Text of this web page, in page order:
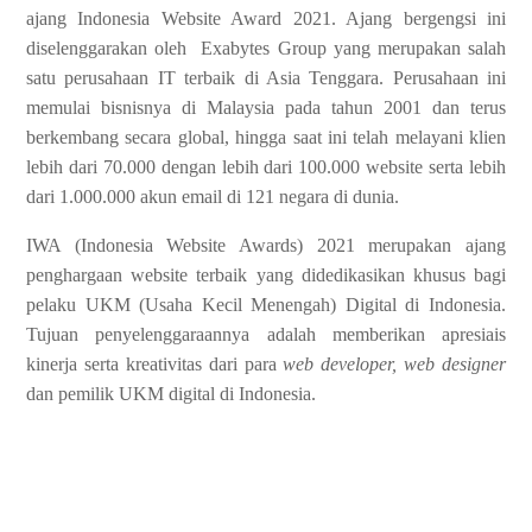
ajang Indonesia Website Award 2021. Ajang bergengsi ini
diselenggarakan oleh Exabytes Group yang merupakan salah
satu perusahaan IT terbaik di Asia Tenggara. Perusahaan ini
memulai bisnisnya di Malaysia pada tahun 2001 dan terus
berkembang secara global, hingga saat ini telah melayani klien
lebih dari 70.000 dengan lebih dari 100.000 website serta lebih
dari 1.000.000 akun email di 121 negara di dunia.
IWA (Indonesia Website Awards) 2021 merupakan ajang
penghargaan website terbaik yang didedikasikan khusus bagi
pelaku UKM (Usaha Kecil Menengah) Digital di Indonesia.
Tujuan penyelenggaraannya adalah memberikan apresiais
kinerja serta kreativitas dari paraweb developer, web designer
dan pemilik UKM digital di Indonesia.